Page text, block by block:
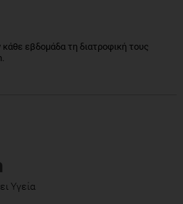
εβδομάδα τη διατροφική τους
Υγεία